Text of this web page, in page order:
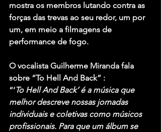
mostra os membros lutando contra as
forças das trevas ao seu redor, um por
um, em meio a filmagens de
performance de fogo.
O vocalista Guilherme Miranda fala
sobre “To Hell And Back” :
“‘To Hell And Back’ é a música que
melhor descreve nossas jornadas
individuais e coletivas como músicos
profissionais. Para que um álbum se